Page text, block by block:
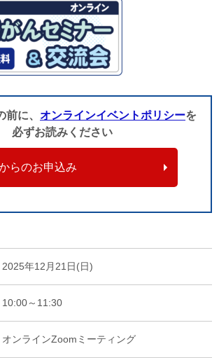
に、 オンラインイベントポリシーを
必ずお読みください
らのお申込み
2025年12月21日(日)
10:00～11:30
オンラインZoomミーティング